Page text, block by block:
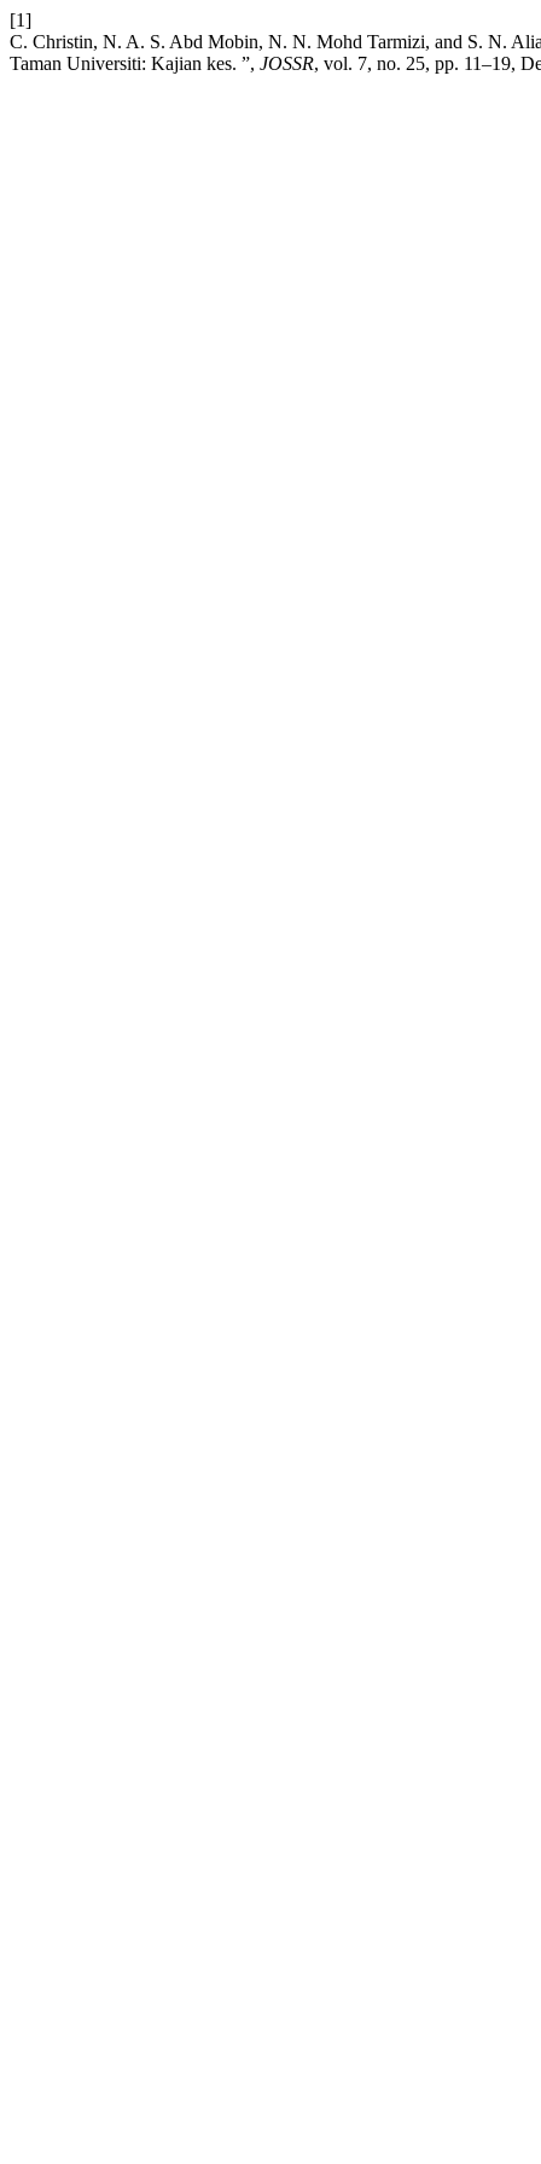
[1]
C. Christin, N. A. S. Abd Mobin, N. N. Mohd Tarmizi, and S. N.
Taman Universiti: Kajian kes. ”, JOSSR, vol. 7, no. 25, pp. 11–19,